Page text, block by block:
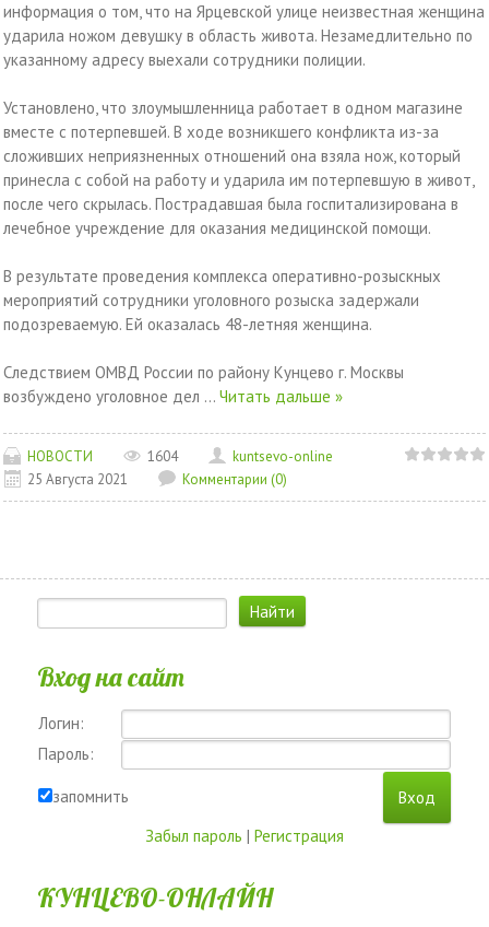
информация о том, что на Ярцевской улице неизвестная женщина
ударила ножом девушку в область живота. Незамедлительно по
указанному адресу выехали сотрудники полиции.
Установлено, что злоумышленница работает в одном магазине
вместе с потерпевшей. В ходе возникшего конфликта из-за
сложивших неприязненных отношений она взяла нож, который
принесла с собой на работу и ударила им потерпевшую в живот,
после чего скрылась. Пострадавшая была госпитализирована в
лечебное учреждение для оказания медицинской помощи.
В результате проведения комплекса оперативно-розыскных
мероприятий сотрудники уголовного розыска задержали
подозреваемую. Ей оказалась 48-летняя женщина.
Следствием ОМВД России по району Кунцево г. Москвы
возбуждено уголовное дел ... Читать дальше »
НОВОСТИ 1604
kuntsevo-online
25 Августа 2021
Комментарии (0)
Вход на сайт
Логин:
Пароль:
запомнить
Забыл пароль | Регистрация
КУНЦЕВО-ОНЛАЙН